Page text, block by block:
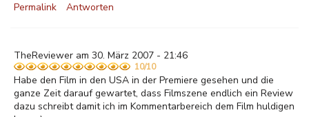
Permalink
Antworten
TheReviewer am 30. März 2007 - 21:46
10/10
Habe den Film in den USA in der Premiere gesehen und die
ganze Zeit darauf gewartet, dass Filmszene endlich ein Review
dazu schreibt damit ich im Kommentarbereich dem Film huldigen